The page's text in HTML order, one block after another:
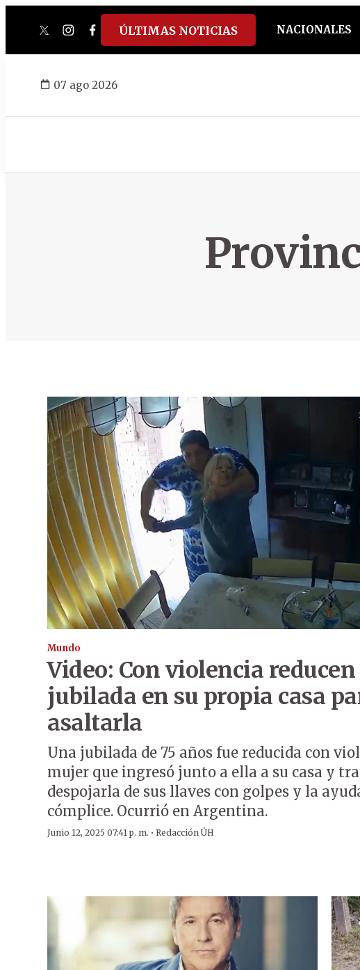
twitterinstagram
facebook
tiktokyoutube
spotify
ÚLTIMAS NOTICIAS NACIONALES
07 ago 2026
Mundo
Video: Con violencia reducen
jubilada en su propia casa
asaltarla
Una jubilada de 75 años fue reducida con
mujer que ingresó junto a ella a su casa y
despojarla de sus llaves con golpes y la
cómplice. Ocurrió en Argentina.
Junio 12, 2025 07:41 p. m. · Redacción ÚH